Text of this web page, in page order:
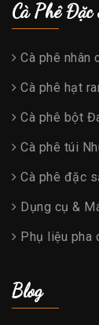
Cà Phê Đặc
Cà phê nhân
Cà phê hạt
Cà phê bột
Cà phê túi
Cà phê đặc
Dụng cụ &
Phụ liệu pha
Blog